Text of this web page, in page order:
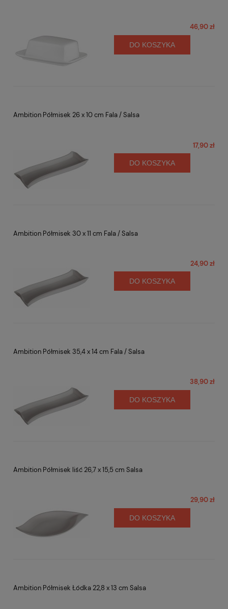
46,90 zł
DO KOSZYKA
Ambition Półmisek 26 x 10 cm Fala / Salsa
17,90 zł
DO KOSZYKA
Ambition Półmisek 30 x 11 cm Fala / Salsa
24,90 zł
DO KOSZYKA
Ambition Półmisek 35,4 x 14 cm Fala / Salsa
38,90 zł
DO KOSZYKA
Ambition Półmisek liść 26,7 x 15,5 cm Salsa
29,90 zł
DO KOSZYKA
Ambition Półmisek Łódka 22,8 x 13 cm Salsa